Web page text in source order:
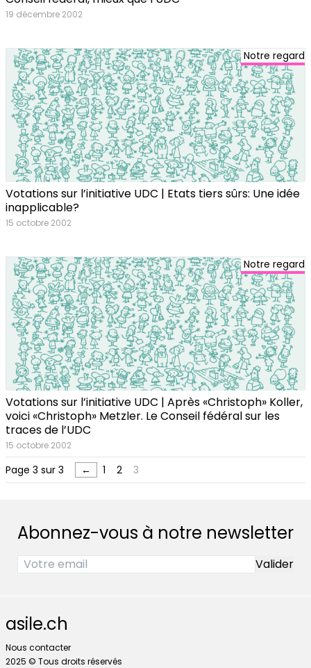
19 décembre 2002
Notre regard
Votations sur l’initiative UDC | Etats tiers sûrs: Une idée
inapplicable?
15 octobre 2002
Notre regard
Votations sur l’initiative UDC | Après «Christoph» Koller,
voici «Christoph» Metzler. Le Conseil fédéral sur les
traces de l’UDC
15 octobre 2002
Page 3 sur 3 ← 1 2 3
Abonnez-vous à notre newsletter
asile.ch
Nous contacter
2025 © Tous droits réservés